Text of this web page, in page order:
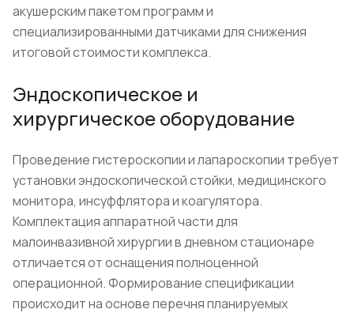
акушерским пакетом программ и
специализированными датчиками для снижения
итоговой стоимости комплекса.
Эндоскопическое и
хирургическое оборудование
Проведение гистероскопии и лапароскопии требует
установки эндоскопической стойки, медицинского
монитора, инсуффлятора и коагулятора.
Комплектация аппаратной части для
малоинвазивной хирургии в дневном стационаре
отличается от оснащения полноценной
операционной. Формирование спецификации
происходит на основе перечня планируемых